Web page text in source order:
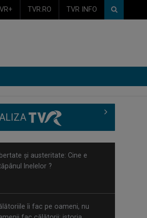
TVR.RO TVR INFO
și austeritate: Cine e
Inelelor ?
îi fac pe oameni, nu